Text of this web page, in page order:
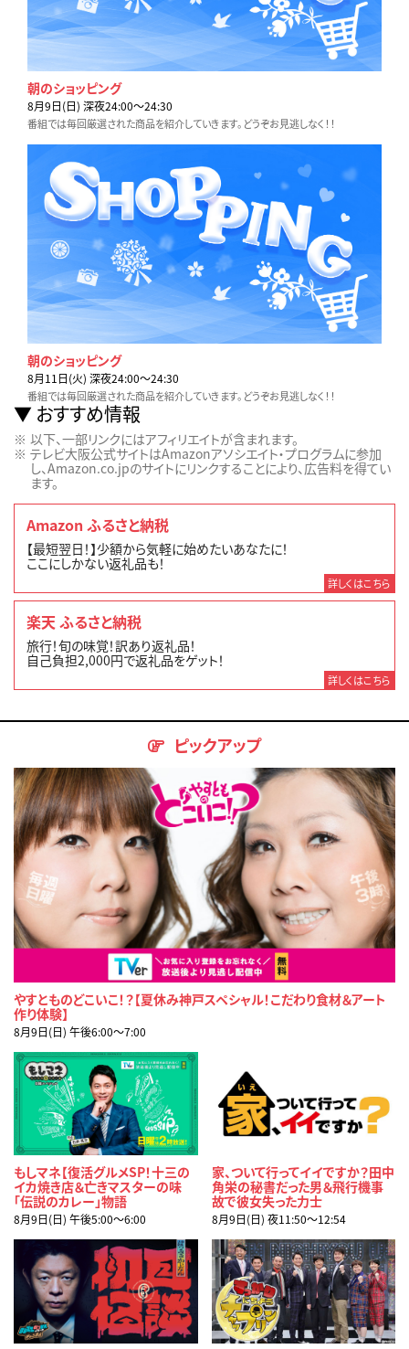
朝のショッピング
8月9日(日) 深夜24:00〜24:30
番組では毎回厳選された商品を紹介していきます。どうぞお見逃しなく！！
朝のショッピング
8月11日(火) 深夜24:00〜24:30
番組では毎回厳選された商品を紹介していきます。どうぞお見逃しなく！！
おすすめ情報
以下、一部リンクにはアフィリエイトが含まれます。
テレビ大阪公式サイトはAmazonアソシエイト・プログラムに参加
し、Amazon.co.jpのサイトにリンクすることにより、広告料を得てい
ます。
Amazon ふるさと納税
【最短翌日！】少額から気軽に始めたいあなたに！
ここにしかない返礼品も！
詳しくはこちら
楽天 ふるさと納税
旅行！旬の味覚！訳あり返礼品！
自己負担2,000円で返礼品をゲット！
詳しくはこちら
ピックアップ
やすとものどこいこ！？【夏休み神戸スペシャル！こだわり食材＆アート
作り体験】
8月9日(日) 午後6:00〜7:00
もしマネ【復活グルメSP！十三の
イカ焼き店＆亡きマスターの味
「伝説のカレー」物語
8月9日(日) 午後5:00〜6:00
家、ついて行ってイイですか？田中
角栄の秘書だった男＆飛行機事
故で彼女失った力士
8月9日(日) 夜11:50〜12:54